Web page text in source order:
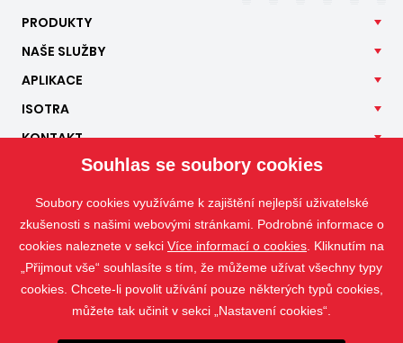
PRODUKTY
NAŠE SLUŽBY
APLIKACE
ISOTRA
KONTAKT
Souhlas se soubory cookies
Soubory cookies využíváme k zajištění nejlepší uživatelské
zkušenosti s našimi webovými stránkami. Podrobné informace o
cookies naleznete v sekci Více informací o cookies . Kliknutím na
„Přijmout vše“ souhlasíte s tím, že můžeme užívat všechny typy
cookies. Chcete-li povolit užívání pouze některých typů cookies,
můžete tak učinit v sekci „Nastavení cookies“.